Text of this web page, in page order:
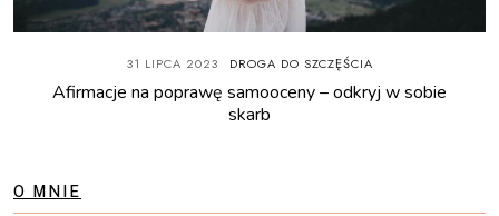
31 LIPCA 2023 DROGA DO SZCZĘŚCIA
Afirmacje na poprawę samooceny – odkryj w sobie
skarb
O MNIE